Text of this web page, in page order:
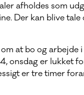
afholdes som
Der kan blive tale
at bo og arbejde
onsdag er lukket
er tre timer